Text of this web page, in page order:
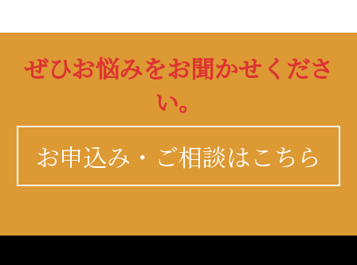
ぜひお悩みをお聞かせくださ
い。
お申込み・ご相談はこちら